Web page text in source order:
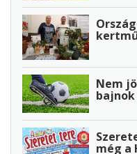
Nem
bajnok
még a